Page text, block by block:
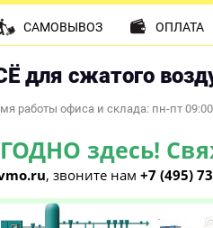
для сжатого
работы офиса и склада: пн-пт
здесь!
, звоните нам +7 (495)
САМОВЫВОЗ ОПЛАТА